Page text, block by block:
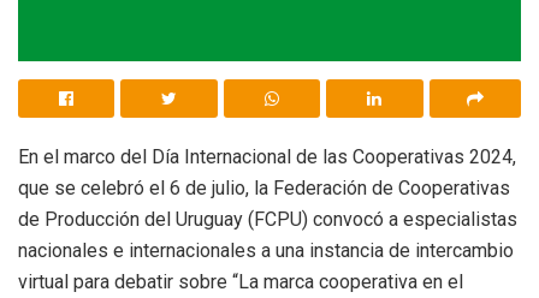
En el marco del Día Internacional de las Cooperativas 2024,
que se celebró el 6 de julio, la Federación de Cooperativas
de Producción del Uruguay (FCPU) convocó a especialistas
nacionales e internacionales a una instancia de intercambio
virtual para debatir sobre “La marca cooperativa en el